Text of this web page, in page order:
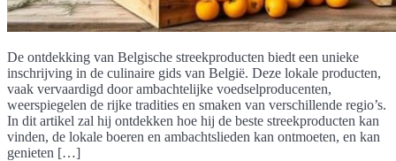
De ontdekking van Belgische streekproducten biedt een unieke
inschrijving in de culinaire gids van België. Deze lokale producten,
vaak vervaardigd door ambachtelijke voedselproducenten,
weerspiegelen de rijke tradities en smaken van verschillende regio’s.
In dit artikel zal hij ontdekken hoe hij de beste streekproducten kan
vinden, de lokale boeren en ambachtslieden kan ontmoeten, en kan
genieten […]